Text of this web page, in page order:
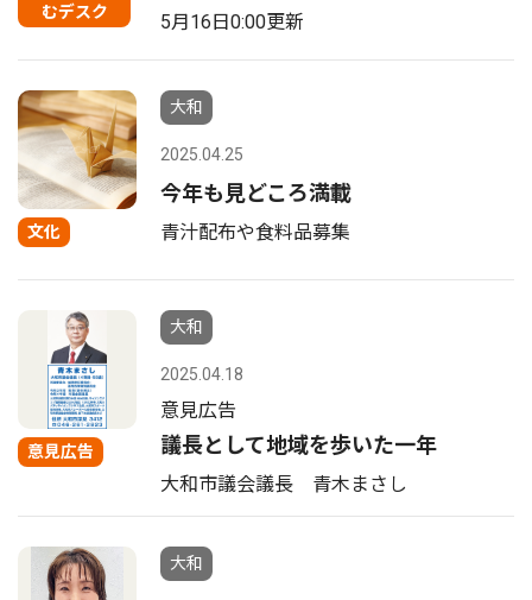
むデスク
5月16日0:00更新
文化
大和
2025.04.25
今年も見どころ満載
青汁配布や食料品募集
意見広告
大和
2025.04.18
意見広告
議長として地域を歩いた一年
大和市議会議長 青木まさし
大和